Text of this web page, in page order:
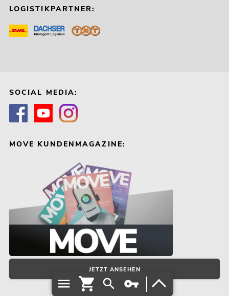
LOGISTIKPARTNER:
SOCIAL MEDIA:
MOVE KUNDENMAGAZINE:
JETZT ANSEHEN